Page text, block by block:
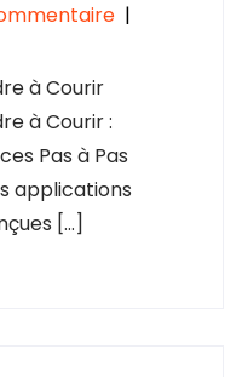
|
à Courir
à Courir :
Pas à Pas
applications
[…]